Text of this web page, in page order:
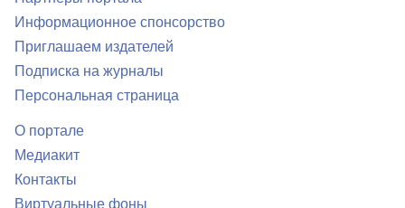
Информационное спонсорство
Приглашаем издателей
Подписка на журналы
Персональная страница
О портале
Медиакит
Контакты
Виртуальные фоны